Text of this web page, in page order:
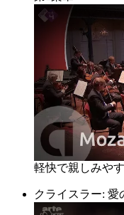
軽快で親しみや
クライスラー: 愛